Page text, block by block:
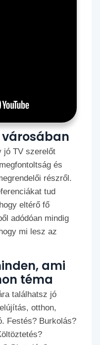
városában
jó TV szerelőt
és
részről.
tud
eltérő fő
adódóan mindig
mi lesz az
ami
téma
találhatsz jó
otthon,
Festés? Burkolás?